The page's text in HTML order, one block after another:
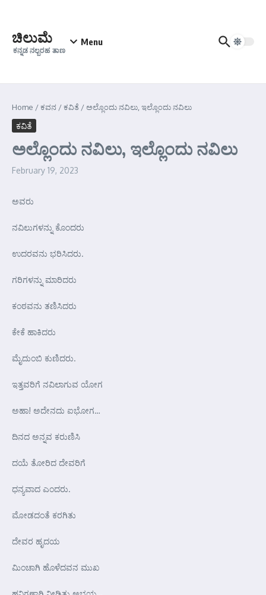
ಚಿಲುಮೆ
ಕನ್ನಡ ನಲ್ಬರಹ ತಾಣ
Menu
Home /ಕವನ /ಕವಿತೆ /ಅಲ್ಲೊಂದು ನವಿಲು, ಇಲ್ಲೊಂದು ನವಿಲು
ಕವಿತೆ
ಅಲ್ಲೊಂದು ನವಿಲು, ಇಲ್ಲೊಂದು ನವಿಲು
February 19, 2023
ಅವರು
ನವಿಲುಗಳನ್ನು ಕೊಂದರು
ಉದರವನು ಭರಿಸಿದರು.
ಗರಿಗಳನ್ನು ಮಾರಿದರು
ಕಂಠವನು ತಣಿಸಿದರು
ಕೇಕೆ ಹಾಕಿದರು
ಮೈದುಂಬಿ ಕುಣಿದರು.
ಇತ್ತವರಿಗೆ ನವಿಲಾಗುವ ಯೋಗ
ಅಹಾ! ಅದೇನದು ಐಭೋಗ…
ದಿನದ ಅನ್ನವ ಕರುಣಿಸಿ
ದಯೆ ತೋರಿದ ದೇವರಿಗೆ
ಧನ್ಯವಾದ ಎಂದರು.
ಮೋಡದಂತೆ ಕರಗಿತು
ದೇವರ ಹೃದಯ
ಮಿಂಚಾಗಿ ಹೊಳೆದವನ ಮುಖ